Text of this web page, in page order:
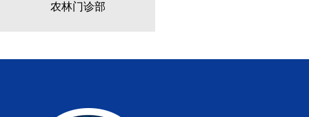
农林门诊部